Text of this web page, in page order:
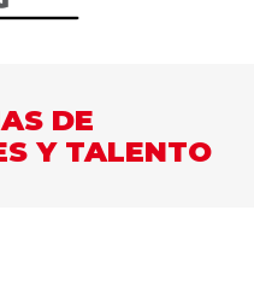
DE
Y TALENTO